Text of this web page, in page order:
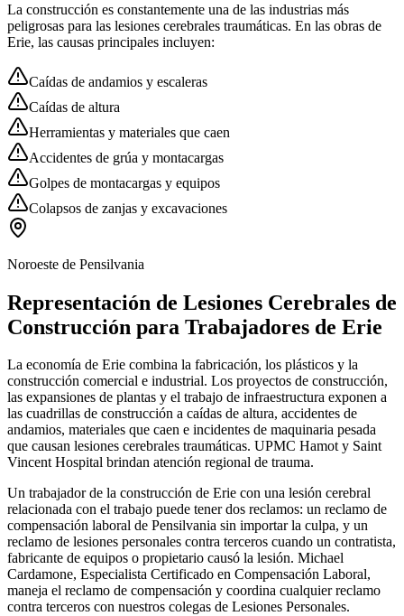
La construcción es constantemente una de las industrias más
peligrosas para las lesiones cerebrales traumáticas. En las obras de
Erie, las causas principales incluyen:
Caídas de andamios y escaleras
Caídas de altura
Herramientas y materiales que caen
Accidentes de grúa y montacargas
Golpes de montacargas y equipos
Colapsos de zanjas y excavaciones
Noroeste de Pensilvania
Representación de Lesiones Cerebrales de
Construcción para Trabajadores de Erie
La economía de Erie combina la fabricación, los plásticos y la
construcción comercial e industrial. Los proyectos de construcción,
las expansiones de plantas y el trabajo de infraestructura exponen a
las cuadrillas de construcción a caídas de altura, accidentes de
andamios, materiales que caen e incidentes de maquinaria pesada
que causan lesiones cerebrales traumáticas. UPMC Hamot y Saint
Vincent Hospital brindan atención regional de trauma.
Un trabajador de la construcción de Erie con una lesión cerebral
relacionada con el trabajo puede tener dos reclamos: un reclamo de
compensación laboral de Pensilvania sin importar la culpa, y un
reclamo de lesiones personales contra terceros cuando un contratista,
fabricante de equipos o propietario causó la lesión. Michael
Cardamone, Especialista Certificado en Compensación Laboral,
maneja el reclamo de compensación y coordina cualquier reclamo
contra terceros con nuestros colegas de Lesiones Personales.